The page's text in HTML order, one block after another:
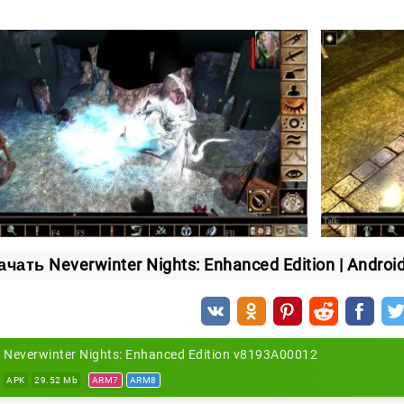
Neverwinter Nights: Enhanced Edition |
Neverwinter Nights: Enhanced Edition v8193A00012
APK 29.52 Mb ARM7 ARM8